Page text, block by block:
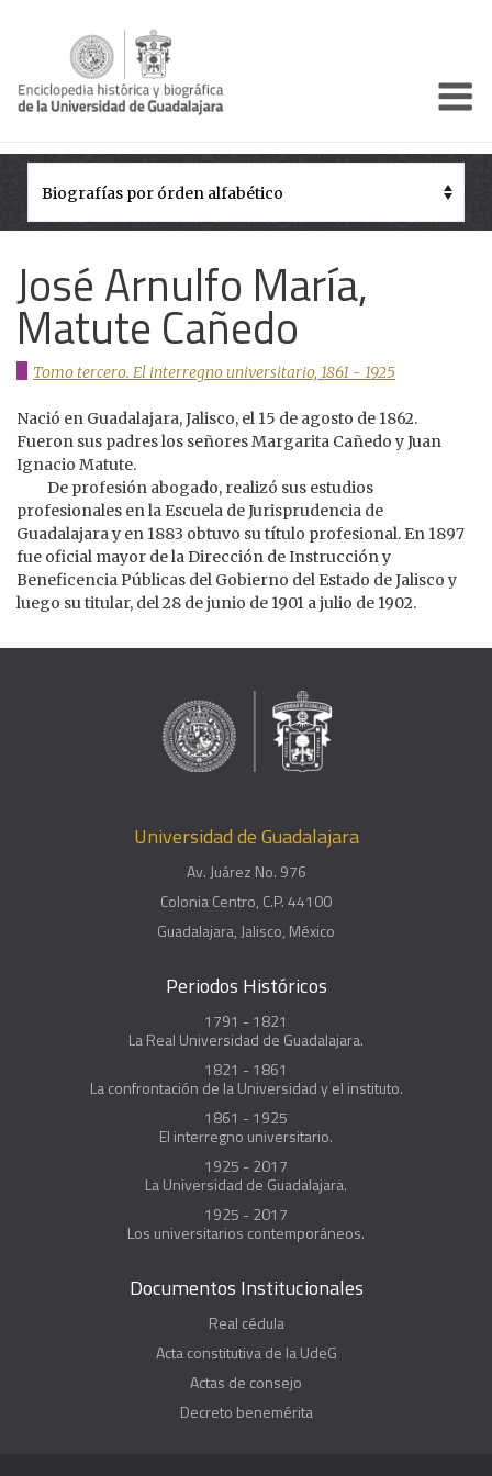
Presentación
Biografías
Galería
Documentos institucionales
José Arnulfo María,
Matute Cañedo
Tomo tercero. El interregno universitario, 1861 - 1925
Nació en Guadalajara, Jalisco, el 15 de agosto de 1862.
Fueron sus padres los señores Margarita Cañedo y Juan
Ignacio Matute.
De profesión abogado, realizó sus estudios
profesionales en la Escuela de Jurisprudencia de
Guadalajara y en 1883 obtuvo su título profesional. En 1897
fue oficial mayor de la Dirección de Instrucción y
Beneficencia Públicas del Gobierno del Estado de Jalisco y
luego su titular, del 28 de junio de 1901 a julio de 1902.
Universidad de Guadalajara
Av. Juárez No. 976
Colonia Centro, C.P. 44100
Guadalajara, Jalisco, México
Periodos Históricos
1791 - 1821
La Real Universidad de Guadalajara.
1821 - 1861
La confrontación de la Universidad y el instituto.
1861 - 1925
El interregno universitario.
1925 - 2017
La Universidad de Guadalajara.
1925 - 2017
Los universitarios contemporáneos.
Documentos Institucionales
Real cédula
Acta constitutiva de la UdeG
Actas de consejo
Decreto benemérita